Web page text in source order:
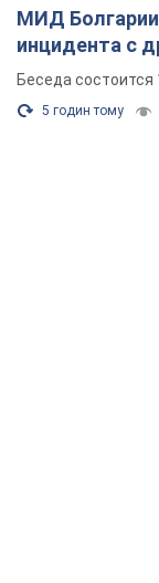
МИД Болгарии
инцидента с
Беседа состоится
5 годин тому